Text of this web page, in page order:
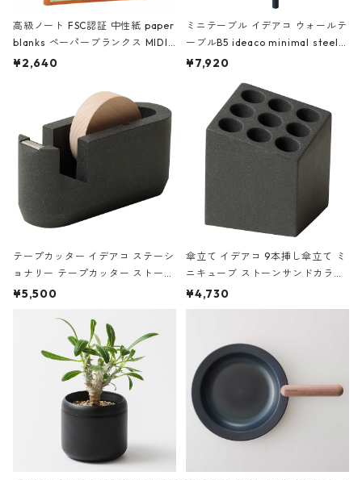
高級ノート FSC認証 中性紙 paper
blanks ペーパーブランクス MIDI
ハードカバー 罫線 ヴァン・ゴッホ
¥2,640
ミニテーブル イデアコ ウォールテ
ーブルB5 ideaco minimal steel f
urniture WALL Table B5 ネイビー
¥7,920
テープカッター イデアコ ステーシ
ョナリー テープカッター ストーン
サンドカラー 石調 ideaco Station
¥5,500
傘立て イデアコ 9本挿し傘立て ミ
ニキューブ ストーンサンドカラー
石調 ideaco Umbrella Stand CUB
E ストーンサンドブラック
¥4,730